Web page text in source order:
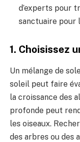
d’experts pour
sanctuaire pour
1. Choisissez
Un mélange de
soleil peut faire
la croissance des
profonde peut
les oiseaux.
des arbres ou des